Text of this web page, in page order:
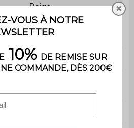
Beige
13-0907
1
✖